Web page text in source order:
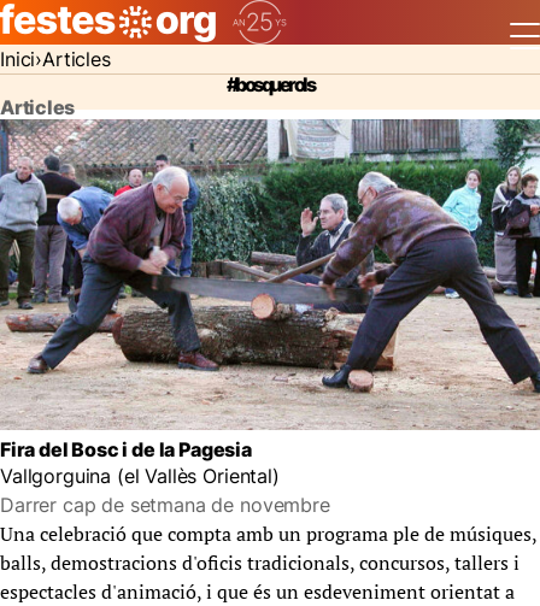
Inici Articles
#bosquerols
Articles
Fira del Bosc i de la Pagesia
Vallgorguina (el Vallès Oriental)
Darrer cap de setmana de novembre
Una celebració que compta amb un programa ple de músiques,
balls, demostracions d'oficis tradicionals, concursos, tallers i
espectacles d'animació, i que és un esdeveniment orientat a